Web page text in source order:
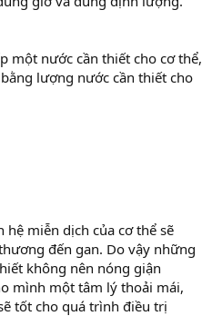
một nước cần thiết cho cơ thể,
lượng nước cần thiết cho
hệ miễn dịch của cơ thể sẽ
đến gan. Do vậy những
không nên nóng giận
mình một tâm lý thoải mái,
tốt cho quá trình điều trị